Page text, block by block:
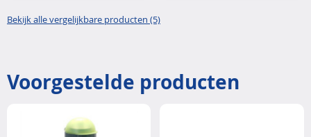
Bekijk alle vergelijkbare producten (5)
Voorgestelde producten